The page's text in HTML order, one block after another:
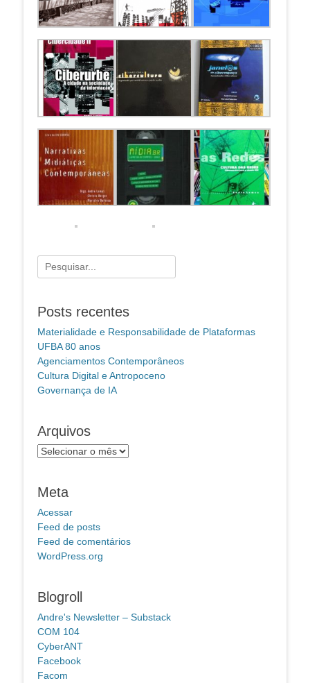
Pesquisar
por:
Posts recentes
Materialidade e Responsabilidade de Plataformas
UFBA 80 anos
Agenciamentos Contemporâneos
Cultura Digital e Antropoceno
Governança de IA
Arquivos
Arquivos
Meta
Acessar
Feed de posts
Feed de comentários
WordPress.org
Blogroll
Andre's Newsletter – Substack
COM 104
CyberANT
Facebook
Facom